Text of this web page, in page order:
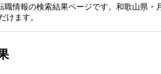
情報の検索結果ページです。和歌山県
けます。